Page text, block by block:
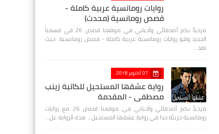
روايات رومانسية عربية كاملة -
قصص رومانسية (محدث)
مرحباً بكم أصدقائي وأحبابي في موقعنا قصص 26 في قسمنا
الجديد وهو روايات رومانسية عربية كاملة - قصص رومانسية حيث
نقد…
07 أكتوبر 2018
رواية عشقها المستحيل للكاتبة زينب
مصطفي - المقدمة
مرحباً بكم أصدقائي وأحبابي في موقعنا قصص 26 مع روايات
رومانسية جريئة جدا في رواية عشقها المستحيل ، هذه الرواية عل…